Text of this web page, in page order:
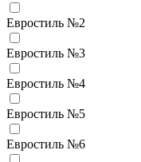
Евростиль №2
Евростиль №3
Евростиль №4
Евростиль №5
Евростиль №6